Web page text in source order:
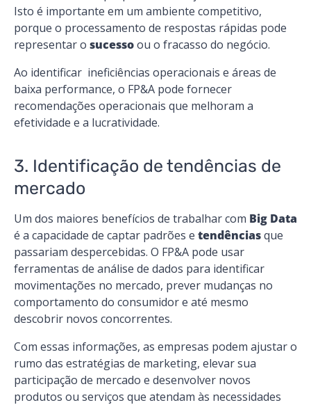
Isto é importante em um ambiente competitivo,
porque o processamento de respostas rápidas pode
representar o sucessoou o fracasso do negócio.
Ao identificar ineficiências operacionais e áreas de
baixa performance, o FP&A pode fornecer
recomendações operacionais que melhoram a
efetividade e a lucratividade.
3. Identificação de tendências de
mercado
Um dos maiores benefícios de trabalhar com Big Data
é a capacidade de captar padrões e tendênciasque
passariam despercebidas. O FP&A pode usar
ferramentas de análise de dados para identificar
movimentações no mercado, prever mudanças no
comportamento do consumidor e até mesmo
descobrir novos concorrentes.
Com essas informações, as empresas podem ajustar o
rumo das estratégias de marketing, elevar sua
participação de mercado e desenvolver novos
produtos ou serviços que atendam às necessidades